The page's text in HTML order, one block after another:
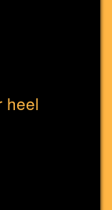
heel